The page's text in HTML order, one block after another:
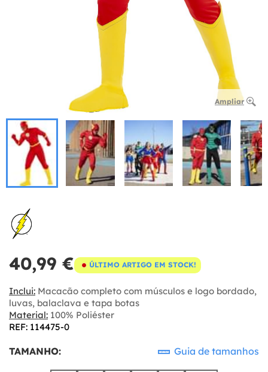
Ampliar
40,99 € ÚLTIMO ARTIGO EM STOCK!
Inclui: Macacão completo com músculos e logo bordado,
luvas, balaclava e tapa botas
Material: 100% Poliéster
REF: 114475-0
TAMANHO: Guia de tamanhos